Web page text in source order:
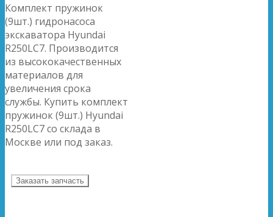
Комплект пружинок
(9шт.) гидронасоса
экскаватора Hyundai
R250LC7. Производится
из высококачественных
материалов для
увеличения срока
службы. Купить комплект
пружинок (9шт.) Hyundai
R250LC7 со склада в
Москве или под заказ.
Заказать запчасть